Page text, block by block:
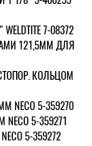
7-08372
121,5ММ ДЛЯ
КОЛЬЦОМ
NECO 5-359270
5-359271
5-359272